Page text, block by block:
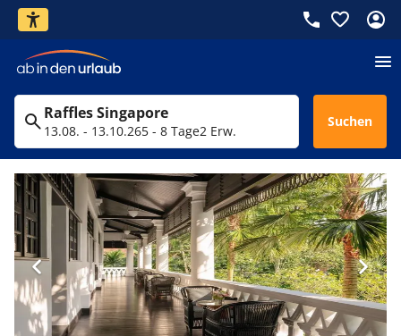
Raffles Singapore
13.08. - 13.10.265 - 8 Tage2 Erw.
Suchen